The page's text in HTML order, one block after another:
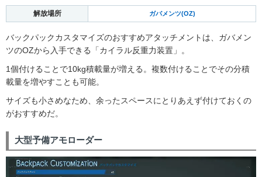
解放場所 ガバメンツ(OZ)
バックパックカスタマイズのおすすめアタッチメントは、ガバメン
ツのOZから入手できる「カイラル反重力装置」。
1個付けることで10kg積載量が増える。複数付けることでその分積
載量を増やすことも可能。
サイズも小さめなため、余ったスペースにとりあえず付けておくの
がおすすめだ。
大型予備アモローダー